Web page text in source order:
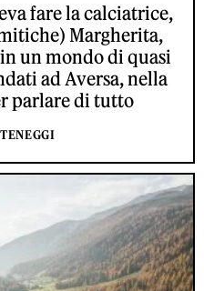
fare la calciatrice,
Margherita,
un mondo di quasi
ad Aversa, nella
parlare di tutto